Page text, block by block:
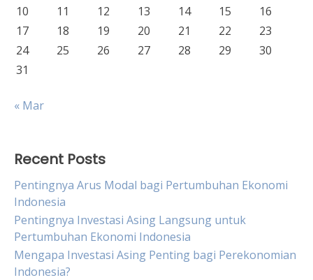
10
11 12 13 14 15
16
17
18 19 20 21 22
23
24
25 26 27 28 29
30
31
« Mar
Recent Posts
Pentingnya Arus Modal bagi Pertumbuhan Ekonomi
Indonesia
Pentingnya Investasi Asing Langsung untuk
Pertumbuhan Ekonomi Indonesia
Mengapa Investasi Asing Penting bagi Perekonomian
Indonesia?